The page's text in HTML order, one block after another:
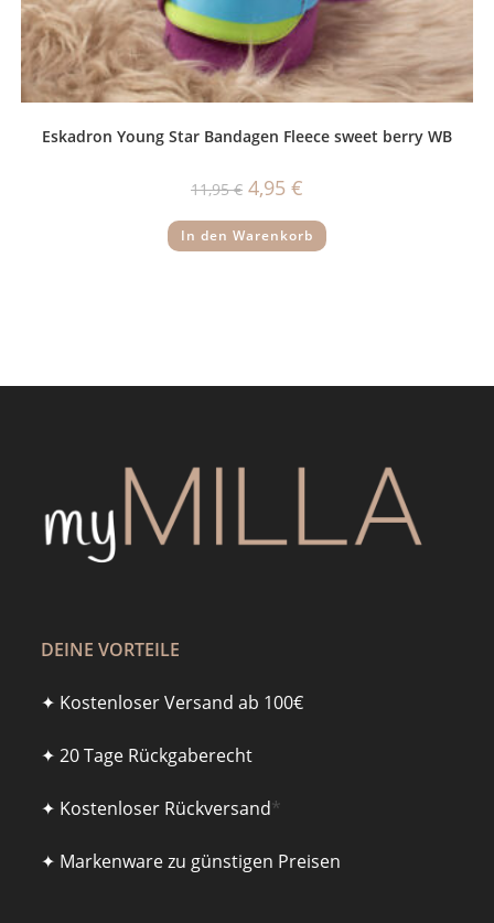
Eskadron Young Star Bandagen Fleece sweet berry WB
11,95€ Ursprünglicher
Preis
11,95 €
4,95 €
4,95 €.
In den Warenkorb
DEINE VORTEILE
✦ Kostenloser Versand ab 100€
✦ 20 Tage Rückgaberecht
✦ Kostenloser Rückversand*
✦ Markenware zu günstigen Preisen